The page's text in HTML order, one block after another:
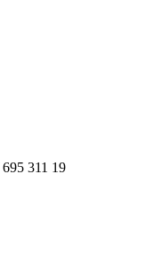
311 19